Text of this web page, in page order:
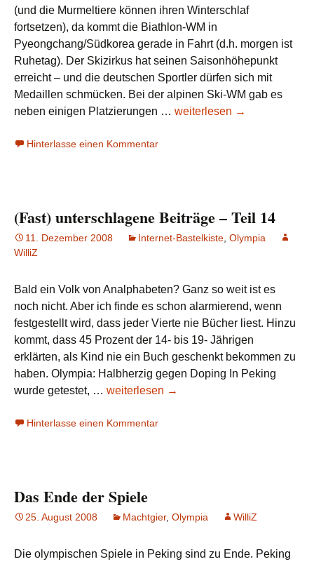
(und die Murmeltiere können ihren Winterschlaf
fortsetzen), da kommt die Biathlon-WM in
Pyeongchang/Südkorea gerade in Fahrt (d.h. morgen ist
Ruhetag). Der Skizirkus hat seinen Saisonhöhepunkt
erreicht – und die deutschen Sportler dürfen sich mit
Medaillen schmücken. Bei der alpinen Ski-WM gab es
neben einigen Platzierungen … Skizirkus
weiterlesen →
Hinterlasse einen Kommentar
(Fast) unterschlagene Beiträge – Teil 14
11. Dezember 2008 Internet-Bastelkiste Olympia
WilliZ
Bald ein Volk von Analphabeten? Ganz so weit ist es
noch nicht. Aber ich finde es schon alarmierend, wenn
festgestellt wird, dass jeder Vierte nie Bücher liest. Hinzu
kommt, dass 45 Prozent der 14- bis 19- Jährigen
erklärten, als Kind nie ein Buch geschenkt bekommen zu
haben. Olympia: Halbherzig gegen Doping In Peking
wurde getestet, … (Fast)
Beiträge
weiterlesen →
Hinterlasse einen Kommentar
Das Ende der Spiele
25. August 2008 Machtgier, Olympia WilliZ
Die olympischen Spiele in Peking sind zu Ende. Peking